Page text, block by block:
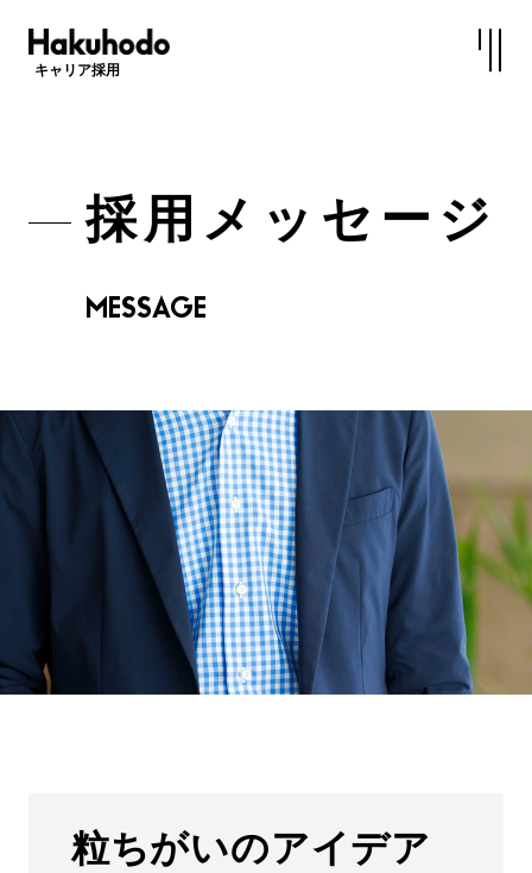
キャリア採用
採用メッセージ
MESSAGE
粒ちがいのアイデア